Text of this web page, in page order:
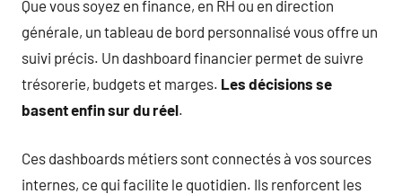
Que vous soyez en finance, en RH ou en direction
générale, un tableau de bord personnalisé vous offre un
suivi précis. Un dashboard financier permet de suivre
trésorerie, budgets et marges. Les décisions se
basent enfin sur du réel.
Ces dashboards métiers sont connectés à vos sources
internes, ce qui facilite le quotidien. Ils renforcent les